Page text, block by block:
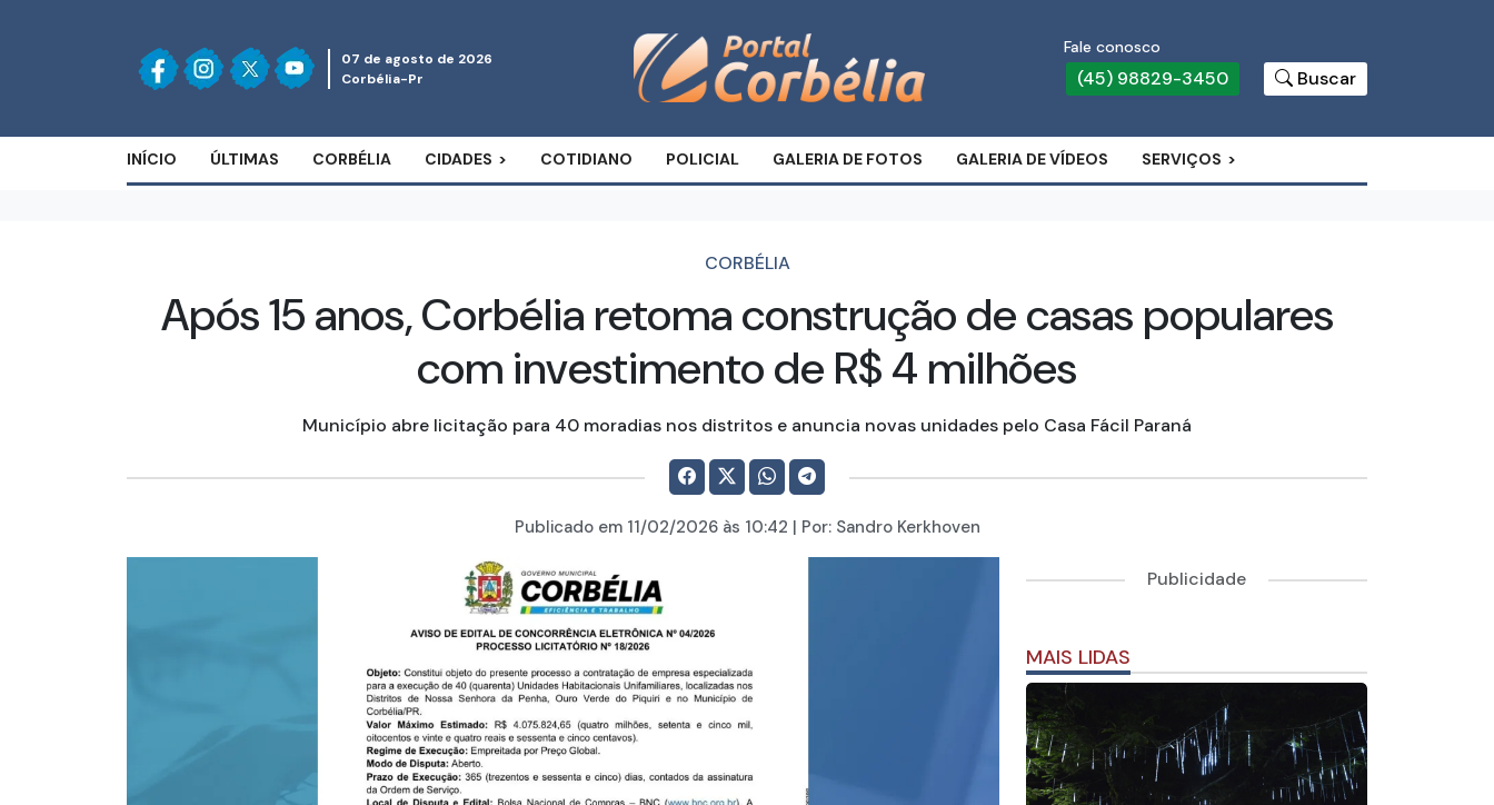
07 de agosto de 2026
Corbélia-Pr
Fale conosco
(45) 98829-3450 Buscar
INÍCIO ÚLTIMAS CORBÉLIA CIDADES COTIDIANO POLICIAL GALERIA DE FOTOS GALERIA DE VÍDEOS SERVIÇOS
CORBÉLIA
Após 15 anos, Corbélia retoma construção de casas populares
com investimento de R$ 4 milhões
Município abre licitação para 40 moradias nos distritos e anuncia novas unidades pelo Casa Fácil Paraná
Publicado em 11/02/2026às 10:42 | Por: Sandro Kerkhoven
Publicidade
MAIS LIDAS